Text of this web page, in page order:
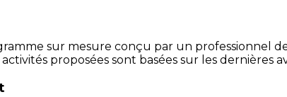
sur mesure conçu par un professionnel
proposées sont basées sur les dernières